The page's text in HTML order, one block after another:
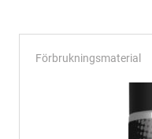
Förbrukningsmaterial